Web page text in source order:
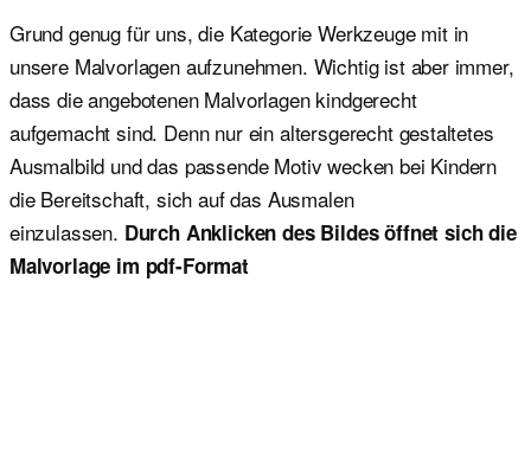
Grund genug für uns, die Kategorie Werkzeuge mit in
unsere Malvorlagen aufzunehmen. Wichtig ist aber immer,
dass die angebotenen Malvorlagen kindgerecht
aufgemacht sind. Denn nur ein altersgerecht gestaltetes
Ausmalbild und das passende Motiv wecken bei Kindern
die Bereitschaft, sich auf das Ausmalen
einzulassen. Durch Anklicken des Bildes öffnet sich die
Malvorlage im pdf-Format